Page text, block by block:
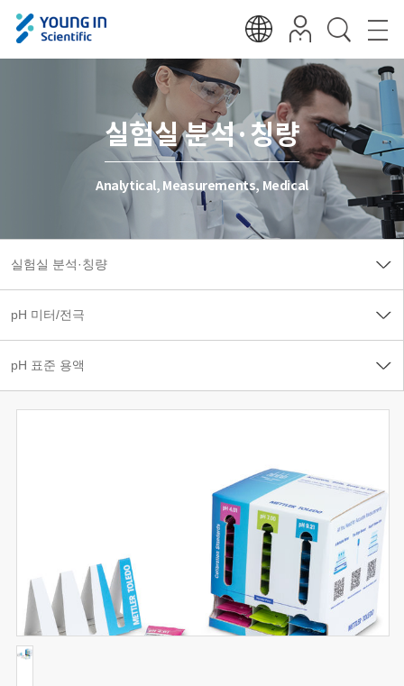
실험실 분석·칭량
Analytical, Measurements, Medical